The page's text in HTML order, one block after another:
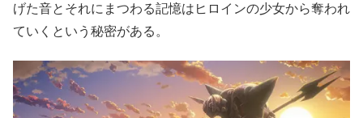
げた音とそれにまつわる記憶はヒロインの少女から奪われ
ていくという秘密がある。